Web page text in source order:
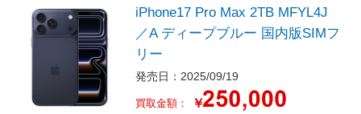
iPhone17 Pro Max 2TB MFYL4J
／A ディープブルー 国内版SIMフ
リー
発売日：2025/09/19
買取金額： ￥